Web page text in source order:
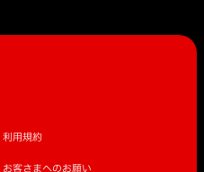
利用規約
お客さまへのお願い